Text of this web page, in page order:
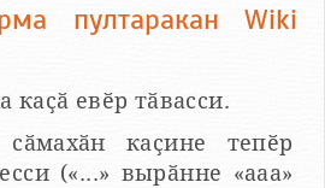
пултаракан Wiki
каҫӑ евӗр тӑвасси.
сӑмахӑн каҫине тепӗр
(«...» вырӑнне «ааа»